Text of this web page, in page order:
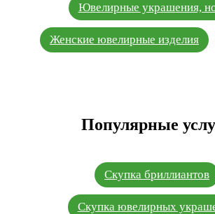
Ювелирные украшения,
Женские ювелирные изделия
Популярные
Скупка бриллиантов
Скупка ювелирных